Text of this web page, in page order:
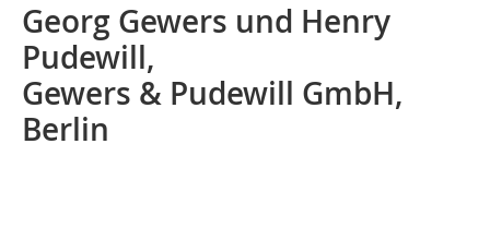
Georg Gewers und Henry
Pudewill,
Gewers & Pudewill GmbH,
Berlin